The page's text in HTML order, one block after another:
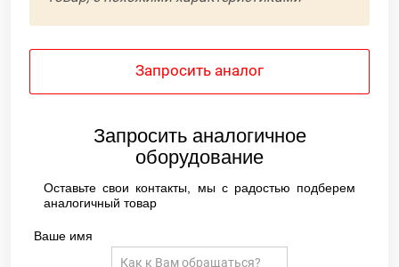
Запросить аналог
Запросить аналогичное
оборудование
Оставьте свои контакты, мы с радостью подберем
аналогичный товар
Ваше имя